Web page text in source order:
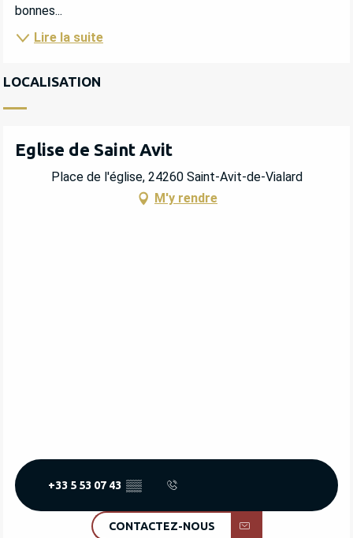
bonnes...
Lire la suite
LOCALISATION
Eglise de Saint Avit
Place de l'église, 24260 Saint-Avit-de-Vialard
M'y rendre
+33 5 53 07 43 ▒▒
CONTACTEZ-NOUS